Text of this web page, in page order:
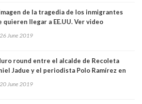
de la tragedia de los inmigrantes
quieren llegar a EE.UU. Ver video
26 June 2019
round entre el alcalde de Recoleta
Jadue y el periodista Polo Ramírez en
del canal 13. Ver Video
20 June 2019